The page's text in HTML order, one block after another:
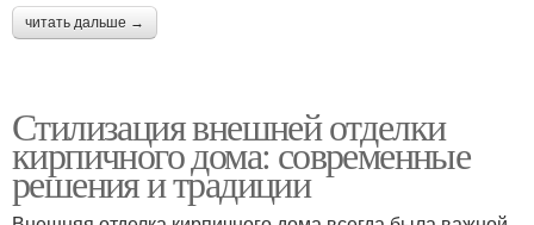
читать дальше →
Стилизация внешней отделки
кирпичного дома: современные
решения и традиции